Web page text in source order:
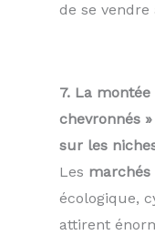
de se
7. La
chevronnés
sur les
Les
écologique,
attirent